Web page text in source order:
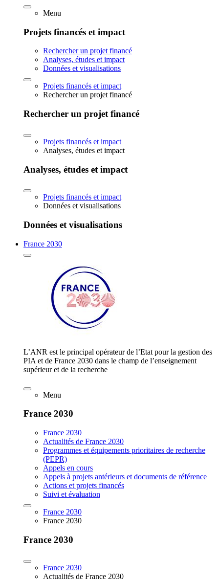
Menu
Projets financés et impact
Rechercher un projet financé
Analyses, études et impact
Données et visualisations
Projets financés et impact
Rechercher un projet financé
Rechercher un projet financé
Projets financés et impact
Analyses, études et impact
Analyses, études et impact
Projets financés et impact
Données et visualisations
Données et visualisations
France 2030
L’ANR est le principal opérateur de l’Etat pour la gestion des
PIA et de France 2030 dans le champ de l’enseignement
supérieur et de la recherche
Menu
France 2030
France 2030
Actualités de France 2030
Programmes et équipements prioritaires de recherche
(PEPR)
Appels en cours
Appels à projets antérieurs et documents de référence
Actions et projets financés
Suivi et évaluation
France 2030
France 2030
France 2030
France 2030
Actualités de France 2030